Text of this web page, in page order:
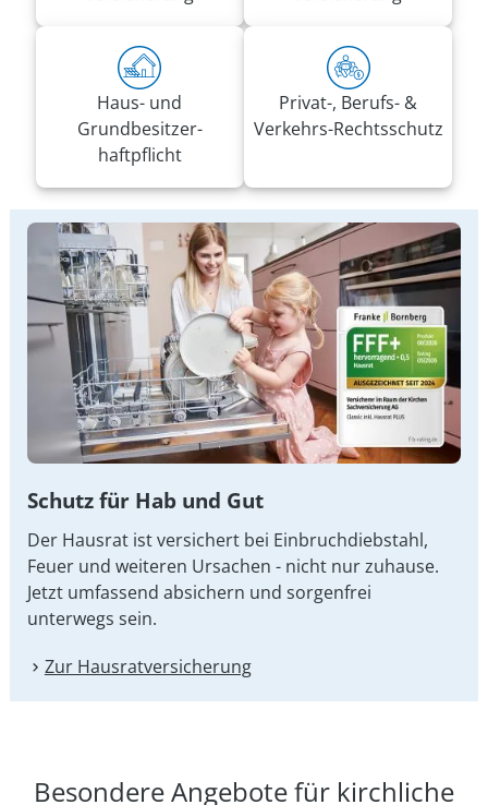
Haus- und
Grundbesitzer­
haftpflicht
Privat-, Berufs- &
Verkehrs-Rechtsschutz
Schutz für Hab und Gut
Der Hausrat ist versichert bei Einbruchdiebstahl,
Feuer und weiteren Ursachen - nicht nur zuhause.
Jetzt umfassend absichern und sorgenfrei
unterwegs sein.
Zur Hausrat­versicherung
Besondere Angebote für kirchliche